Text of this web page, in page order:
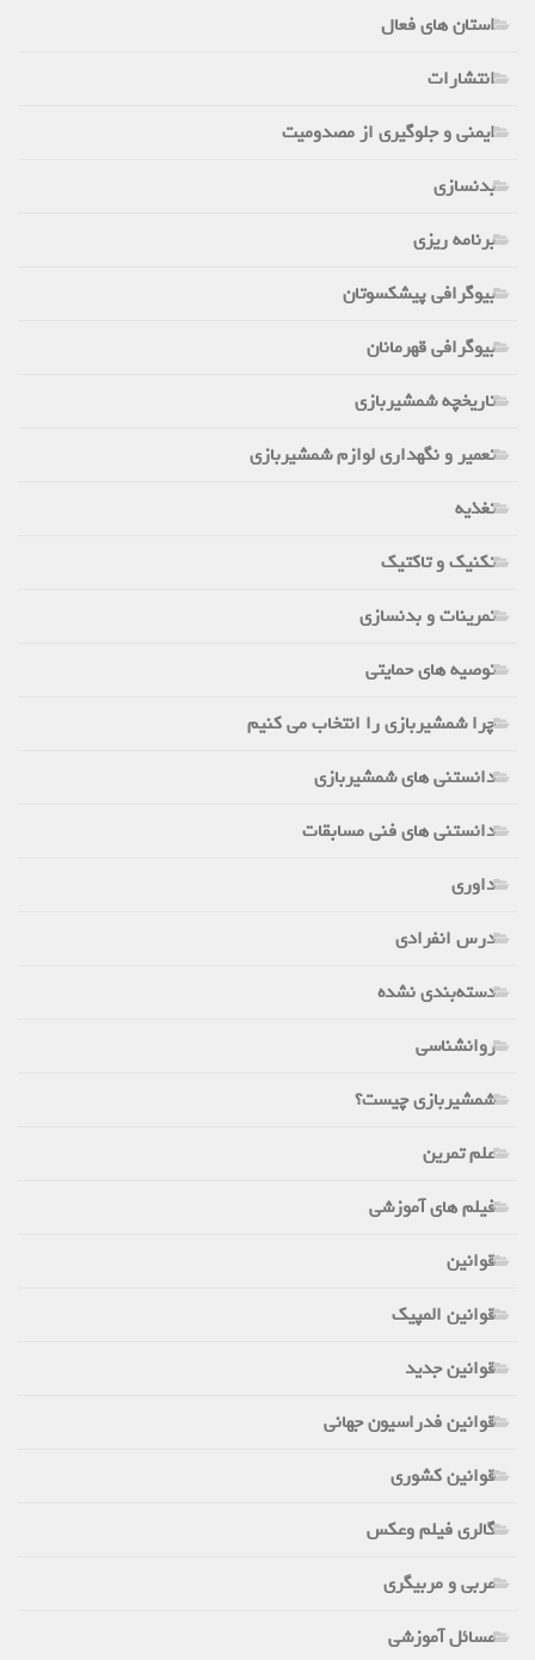
استان های فعال
انتشارات
ایمنی و جلوگیری از مصدومیت
بدنسازی
برنامه ریزی
بیوگرافی پیشکسوتان
بیوگرافی قهرمانان
تاریخچه شمشیربازی
تعمیر و نگهداری لوازم شمشیربازی
تغذیه
تکنیک و تاکتیک
تمرینات و بدنسازی
توصیه های حمایتی
چرا شمشیربازی را انتخاب می کنیم
دانستنی های شمشیربازی
دانستنی های فنی مسابقات
داوری
درس انفرادی
دسته‌بندی نشده
روانشناسی
شمشیربازی چیست؟
علم تمرین
فیلم های آموزشی
قوانین
قوانین المپیک
قوانین جدید
قوانین فدراسیون جهانی
قوانین کشوری
گالری فیلم وعکس
مربی و مربیگری
مسائل آموزشی